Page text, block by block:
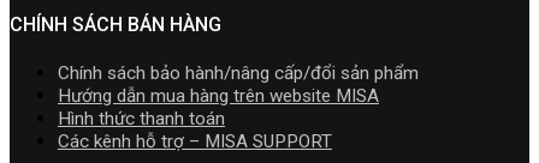
nhất
năm
2026
|
Video
Hướng
dẫn
CHÍNH SÁCH BÁN HÀNG
Chính sách bảo hành/nâng cấp/đổi sản phẩm
Hướng dẫn mua hàng trên website MISA
Hình thức thanh toán
Các kênh hỗ trợ – MISA SUPPORT